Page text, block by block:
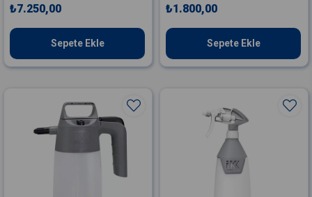
₺7.250,00
Sepete Ekle
₺1.800,00
Sepete Ekle